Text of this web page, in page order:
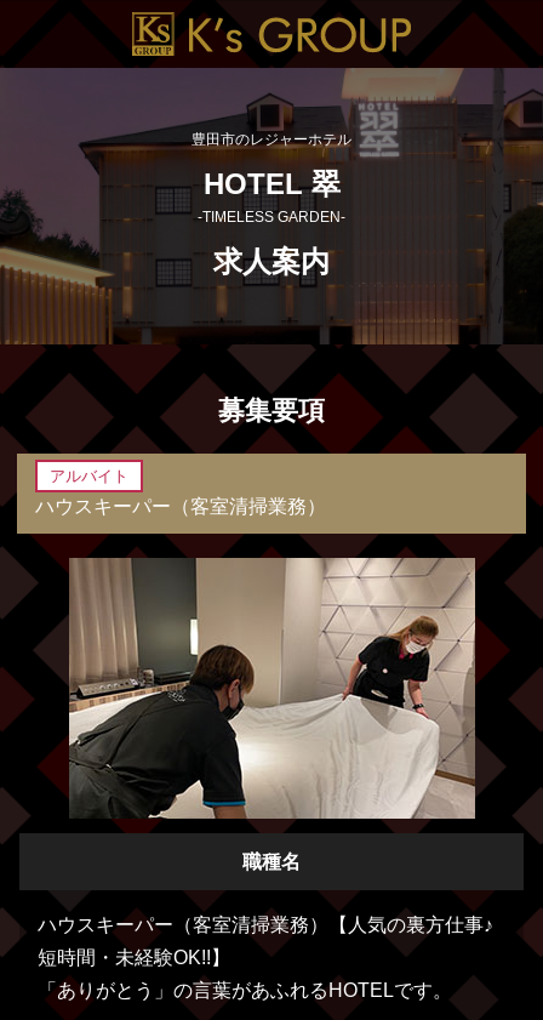
豊田市のレジャーホテル
HOTEL 翠
-TIMELESS GARDEN-
求人案内
募集要項
アルバイト
ハウスキーパー（客室清掃業務）
職種名
ハウスキーパー（客室清掃業務）【人気の裏方仕事♪
短時間・未経験OK!!】
「ありがとう」の言葉があふれるHOTELです。